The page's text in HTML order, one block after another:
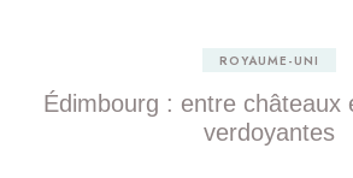
ROYAUME-UNI
Édimbourg : entre châteaux
verdoyantes